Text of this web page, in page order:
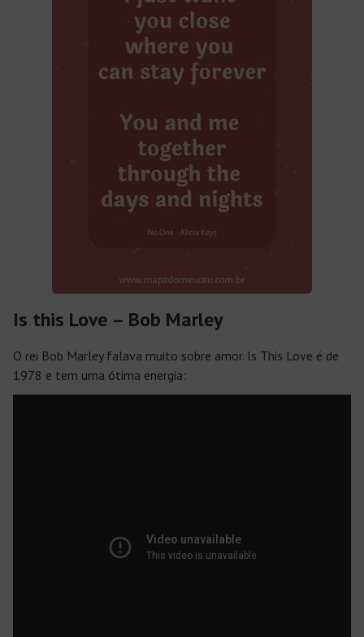
Is this Love – Bob Marley
O rei Bob Marley falava muito sobre amor. Is This Love é de
1978 e tem uma ótima energia: